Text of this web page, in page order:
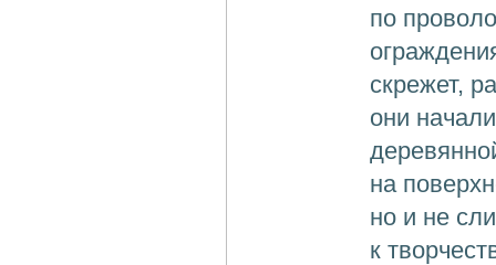
по
скрежет,
они
на
но и не
к